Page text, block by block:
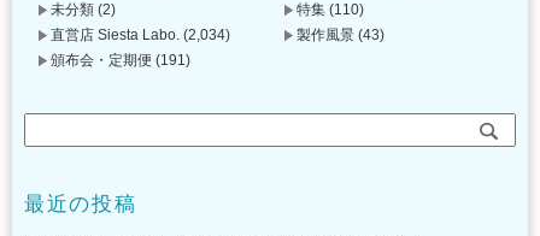
未分類 (2) 特集 (110)
直営店 Siesta Labo. (2,034) 製作風景 (43)
頒布会・定期便 (191)
最近の投稿